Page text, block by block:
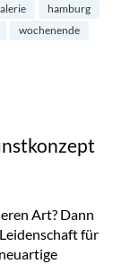
hamburg
wochenende
Art? Dann
für